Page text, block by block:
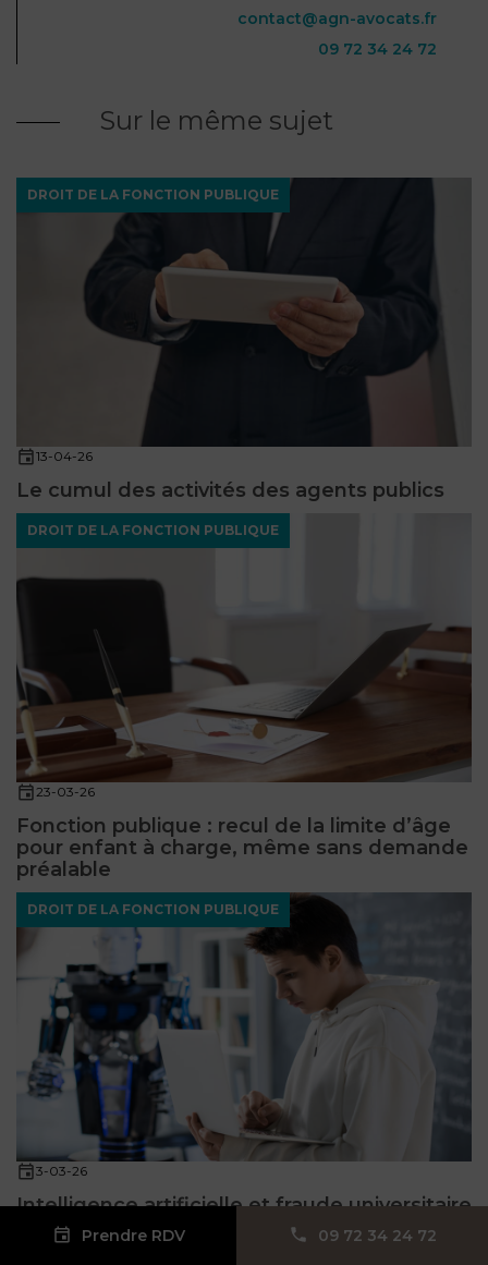
contact@agn-avocats.fr
09 72 34 24 72
Sur le même sujet
DROIT DE LA FONCTION PUBLIQUE
13-04-26
Le cumul des activités des agents publics
DROIT DE LA FONCTION PUBLIQUE
23-03-26
Fonction publique : recul de la limite d’âge
pour enfant à charge, même sans demande
préalable
DROIT DE LA FONCTION PUBLIQUE
3-03-26
Intelligence artificielle et fraude universitaire
: une université peut-elle sanctionner sans
règle claire ?
Prendre RDV 09 72 34 24 72